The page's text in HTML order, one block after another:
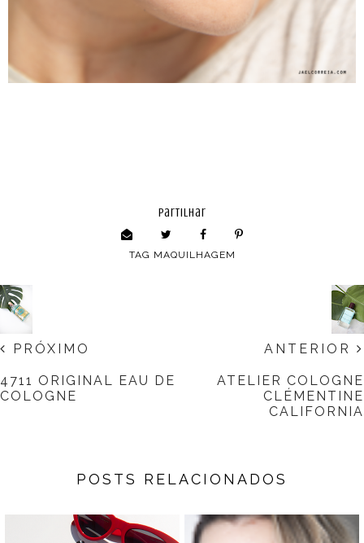
partilhar
TAG MAQUILHAGEM
ANTERIOR
ATELIER COLOGNE
CLÉMENTINE
CALIFORNIA
PRÓXIMO
4711 ORIGINAL EAU DE
COLOGNE
POSTS RELACIONADOS